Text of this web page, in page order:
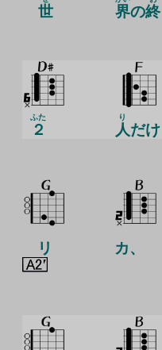
世 界の終
２
ふた
人
り
だけ
リ カ、